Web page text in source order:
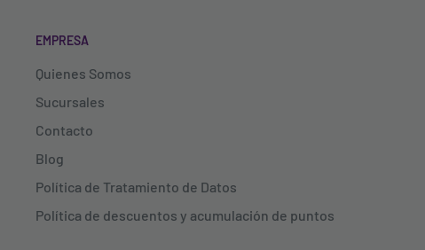
EMPRESA
Quienes Somos
Sucursales
Contacto
Blog
Política de Tratamiento de Datos
Política de descuentos y acumulación de puntos